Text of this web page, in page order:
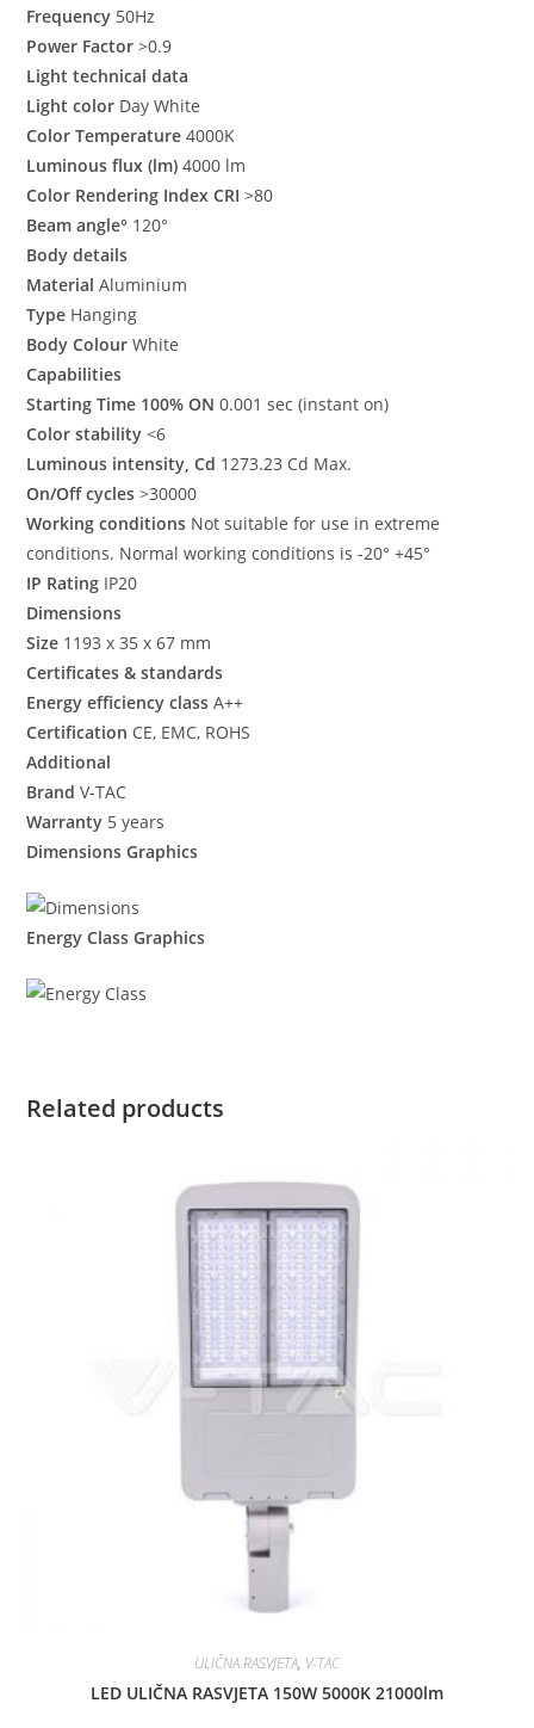
Frequency 50Hz
Power Factor>0.9
Light technical data
Light color DayWhite
Color Temperature4000K
Luminous flux (lm)4000 lm
Color Rendering Index CRI>80
Beam angle° 120°
Body details
MaterialAluminium
Type Hanging
Body ColourWhite
Capabilities
Starting Time 100% ON0.001 sec (instant on)
Color stability<6
Luminous intensity, Cd 1273.23 Cd Max.
On/Off cycles>30000
Working conditions Not suitable for use in extreme
conditions. Normal working conditions is -20° +45°
IP Rating IP20
Dimensions
Size 1193 x 35 x 67 mm
Certificates & standards
Energy efficiency classA++
Certification CE, EMC, ROHS
Additional
BrandV-TAC
Warranty 5 years
Dimensions Graphics
Energy Class Graphics
Related products
ULIČNA RASVJETA, V-TAC
LED ULIČNA RASVJETA 150W 5000K 21000lm